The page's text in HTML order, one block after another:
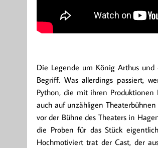
Die Legende um König Arthus
Begriff. Was allerdings passiert,
Python, die mit ihren
auch auf unzähligen
vor der Bühne des Theaters in
die Proben für das Stück
Hochmotiviert trat der Cast, der